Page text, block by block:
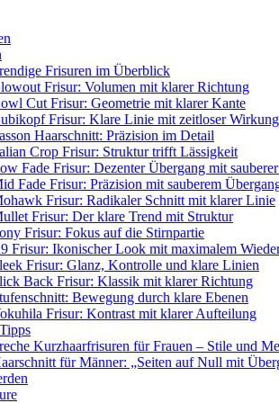
Frisuren im Überblick
Frisur: Volumen mit klarer Richtung
Cut Frisur: Geometrie mit klarer Kante
Frisur: Klare Linie mit zeitloser Wirkung
Haarschnitt: Präzision im Detail
Crop Frisur: Struktur trifft Lässigkeit
Fade Frisur: Dezenter Übergang mit
Fade Frisur: Präzision mit sauberem
Frisur: Radikaler Schnitt mit klarer Linie
Frisur: Der klare Trend mit Struktur
Frisur: Fokus auf die Stirnpartie
Frisur: Ikonischer Look mit maximalem
Frisur: Glanz, Kontrolle und klare Linien
Back Frisur: Klassik mit klarer Richtung
Bewegung durch klare Ebenen
Frisur: Kontrast mit klarer Aufteilung
Kurzhaarfrisuren für Frauen – Stile und
für Männer: „Seiten auf Null mit